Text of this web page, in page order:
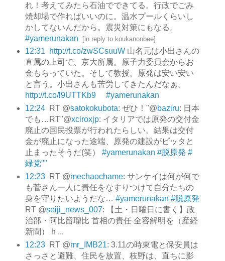
れ！考えてみたら石油でできてる。行政でごみ
焼却場で作ればいいのに。温水プールくらいし
かしてないんだから。震災対策にもなる。
#yamerunakan [in reply to koukanonbee]
12:31 http://t.co/zwSCsuuW山名元は小出さんの
直属の上司で、京大所属。原子力委員会からお
金もらっていた。そして教授。原発は安い安い
と言う。小出さんも苦労してきたんだなぁ。
http://t.co/l9UTTKb9
#yamerunakan
12:24
RT @satokokubota: ぜひ！"@baziru: 日本
でも…RT"@xciroxjp: イタリアでは原発の交付金
廃止の国民投票が行われたらしい。結果は交付
金が廃止になった途端、原発の建設がピッタと
止まったそうだ(笑） #yamerunakan #脱原発 #
緑党""
12:23
RT @mechaochame: サンケイは何が何で
も菅さん一人に責任をなすりつけて自分たちの
身を守りたいようだな… #yamerunakan #脱原発
RT @seiji_news_007: 【土・日曜日に書く】政
治部・阿比留瑠比 首相の責任 全容解明を（産経
新聞） h ...
12:23
RT @mr_IMB21: 3.11の時東電と保安員は
さっさと避難、住民を放置、枝野は、直ちに影